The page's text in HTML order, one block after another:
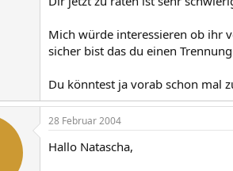
Mich würde interessieren ob ihr
sicher bist das du einen
Du könntest ja vorab schon mal
28 Februar 2004
Hallo Natascha,